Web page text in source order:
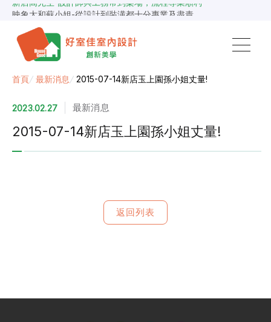
映象太和蘇小姐-從設計到裝潢都十分專業及盡責
景安捷作陳小姐-專業團隊，設計到完工都有達到所求
超級F1歐小姐-設計跟材料的品質都很優質，建議實用
說明仔細流程順暢，注意施工上細節，施工團隊專業細心
毛胚屋裝修推薦，設計師與工務完美配合，效果非常滿意
【裝修貸款】最高200萬，50萬以下最快2小時核貸
春城越蔡先生-設計師溝通規劃完善，整體來說相當滿意
首頁/ 最新消息 / 2015-07-14新店玉上園孫小姐丈量!
2023.02.27 最新消息
2015-07-14新店玉上園孫小姐丈量!
返回列表